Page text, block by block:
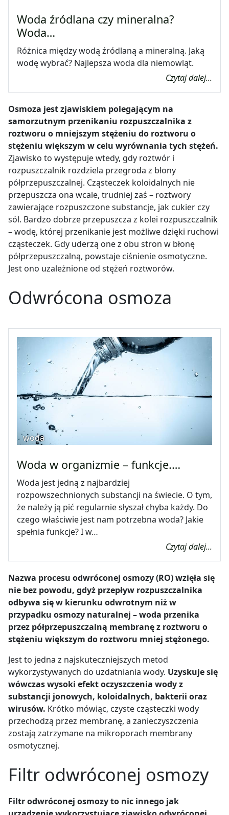
Woda źródlana czy mineralna?
Woda…
Różnica między wodą źródlaną a mineralną. Jaką
wodę wybrać? Najlepsza woda dla niemowląt.
Czytaj dalej...
Osmoza jest zjawiskiem polegającym na
samorzutnym przenikaniu rozpuszczalnika z
roztworu o mniejszym stężeniu do roztworu o
stężeniu większym w celu wyrównania tych stężeń.
Zjawisko to występuje wtedy, gdy roztwór i
rozpuszczalnik rozdziela przegroda z błony
półprzepuszczalnej. Cząsteczek koloidalnych nie
przepuszcza ona wcale, trudniej zaś – roztwory
zawierające rozpuszczone substancje, jak cukier czy
sól. Bardzo dobrze przepuszcza z kolei rozpuszczalnik
– wodę, której przenikanie jest możliwe dzięki ruchowi
cząsteczek. Gdy uderzą one z obu stron w błonę
półprzepuszczalną, powstaje ciśnienie osmotyczne.
Jest ono uzależnione od stężeń roztworów.
Odwrócona osmoza
woda
Woda w organizmie – funkcje.…
Woda jest jedną z najbardziej
rozpowszechnionych substancji na świecie. O tym,
że należy ją pić regularnie słyszał chyba każdy. Do
czego właściwie jest nam potrzebna woda? Jakie
spełnia funkcje? I w…
Czytaj dalej...
Nazwa procesu odwróconej osmozy (RO) wzięła się
nie bez powodu, gdyż przepływ rozpuszczalnika
odbywa się w kierunku odwrotnym niż w
przypadku osmozy naturalnej – woda przenika
przez półprzepuszczalną membranę z roztworu o
stężeniu większym do roztworu mniej stężonego.
Jest to jedna z najskuteczniejszych metod
wykorzystywanych do uzdatniania wody. Uzyskuje się
wówczas wysoki efekt oczyszczenia wody z
substancji jonowych, koloidalnych, bakterii oraz
wirusów. Krótko mówiąc, czyste cząsteczki wody
przechodzą przez membranę, a zanieczyszczenia
zostają zatrzymane na mikroporach membrany
osmotycznej.
Filtr odwróconej osmozy
Filtr odwróconej osmozy to nic innego jak